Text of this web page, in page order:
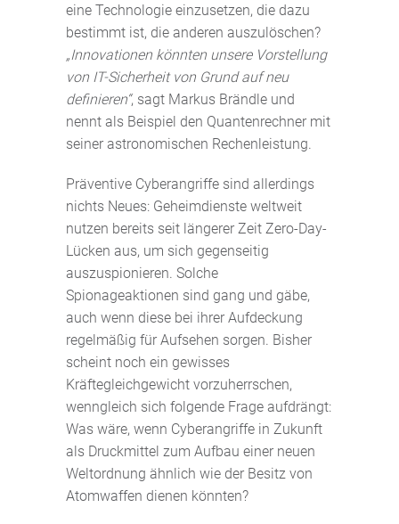
eine Technologie einzusetzen, die dazu
bestimmt ist, die anderen auszulöschen?
„Innovationen könnten unsere Vorstellung
von IT-Sicherheit von Grund auf neu
definieren“, sagt Markus Brändle und
nennt als Beispiel den Quantenrechner mit
seiner astronomischen Rechenleistung.
Präventive Cyberangriffe sind allerdings
nichts Neues: Geheimdienste weltweit
nutzen bereits seit längerer Zeit Zero-Day-
Lücken aus, um sich gegenseitig
auszuspionieren. Solche
Spionageaktionen sind gang und gäbe,
auch wenn diese bei ihrer Aufdeckung
regelmäßig für Aufsehen sorgen. Bisher
scheint noch ein gewisses
Kräftegleichgewicht vorzuherrschen,
wenngleich sich folgende Frage aufdrängt:
Was wäre, wenn Cyberangriffe in Zukunft
als Druckmittel zum Aufbau einer neuen
Weltordnung ähnlich wie der Besitz von
Atomwaffen dienen könnten?